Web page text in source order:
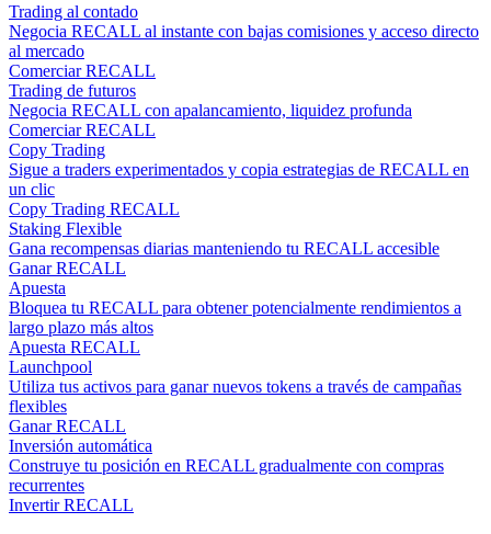
Trading al contado
Negocia RECALL al instante con bajas comisiones y acceso directo
al mercado
Comerciar RECALL
Trading de futuros
Negocia RECALL con apalancamiento, liquidez profunda
Comerciar RECALL
Copy Trading
Sigue a traders experimentados y copia estrategias de RECALL en
un clic
Copy Trading RECALL
Staking Flexible
Gana recompensas diarias manteniendo tu RECALL accesible
Ganar RECALL
Apuesta
Bloquea tu RECALL para obtener potencialmente rendimientos a
largo plazo más altos
Apuesta RECALL
Launchpool
Utiliza tus activos para ganar nuevos tokens a través de campañas
flexibles
Ganar RECALL
Inversión automática
Construye tu posición en RECALL gradualmente con compras
recurrentes
Invertir RECALL